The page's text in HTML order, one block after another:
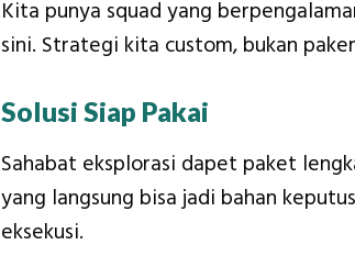
Kita punya squad yang
sini. Strategi kita custom, bukan
Solusi Siap Pakai
Sahabat eksplorasi dapet paket
yang langsung bisa jadi bahan
eksekusi.